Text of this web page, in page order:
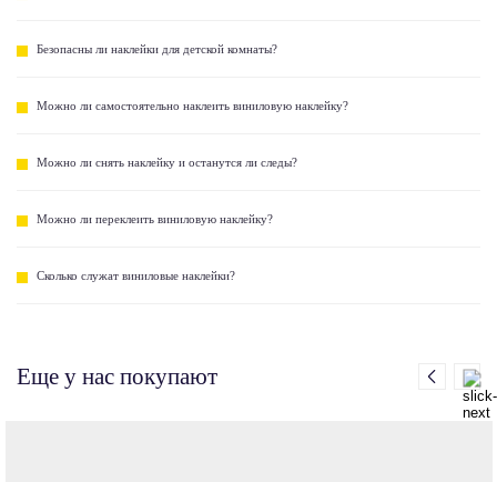
Безопасны ли наклейки для детской комнаты?
Можно ли самостоятельно наклеить виниловую наклейку?
Можно ли снять наклейку и останутся ли следы?
Можно ли переклеить виниловую наклейку?
Сколько служат виниловые наклейки?
Еще у нас покупают